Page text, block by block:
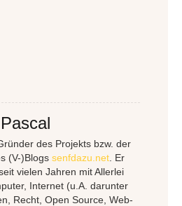
Pascal
des Projekts bzw. der
(V-)Blogs senfdazu.net . Er
vielen Jahren mit Allerlei
Internet (u.A. darunter
Recht, Open Source, Web-